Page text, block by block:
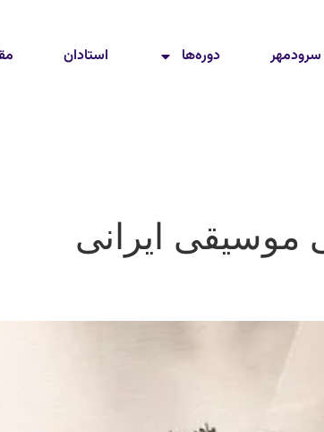
سرودمهر دوره‌ها استادان
ایرانی